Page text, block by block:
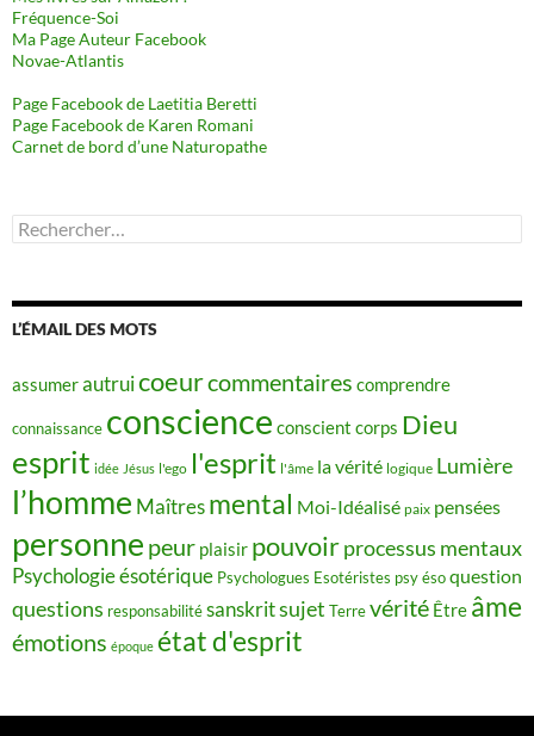
Fréquence-Soi
Ma Page Auteur Facebook
Novae-Atlantis
Page Facebook de Laetitia Beretti
Page Facebook de Karen Romani
Carnet de bord d’une Naturopathe
Rechercher :
L’ÉMAIL DES MOTS
assumerautruicoeurcommentaires comprendre
connaissance conscience conscient corps Dieu
esprit idée Jésus l'ego l'esprit l'âme la vérité logique Lumière
l’homme Maîtres mental Moi-Idéalisé paix pensées
personne peur plaisir pouvoirprocessus mentaux
Psychologie ésotérique Psychologues Esotéristes psy ésoquestion
questions responsabilitésanskritsujet Terrevérité Être âme
émotions époque état d'esprit